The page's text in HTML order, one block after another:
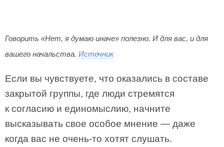
Говорить «Нет, я думаю иначе» полезно. И для вас, и для
вашего начальства. Источник
Если вы чувствуете, что оказались в составе
закрытой группы, где люди стремятся
к согласию и единомыслию, начните
высказывать свое особое мнение — даже
когда вас не очень-то хотят слушать.